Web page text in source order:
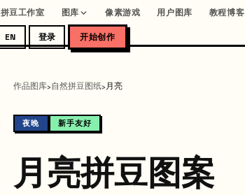
拼豆工作室 图库 像素游戏 用户图库 教程博客
EN 登录 开始创作
作品图库›自然拼豆图纸›月亮
夜晚 新手友好
月亮拼豆图案